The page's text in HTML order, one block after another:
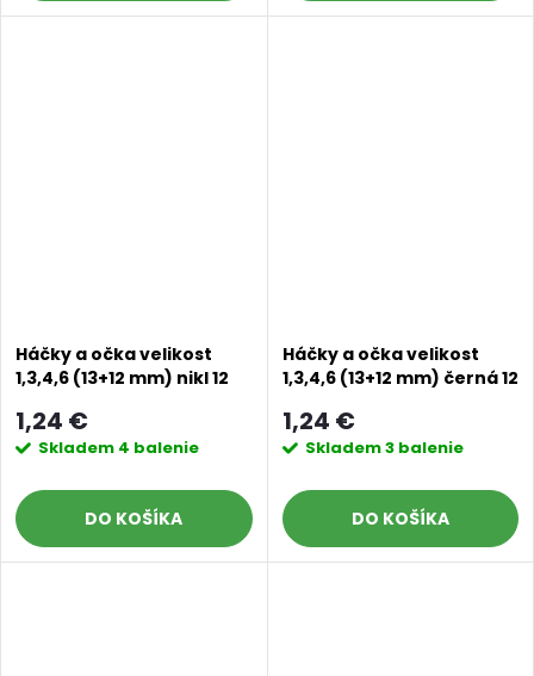
Háčky a očka velikost
1,3,4,6 (13+12 mm) nikl 12
1,24 €
Skladem 4 balenie
DO KOŠÍKA
Háčky a očka velikost
1,3,4,6 (13+12 mm) černá 12
1,24 €
Skladem3 balenie
DO KOŠÍKA